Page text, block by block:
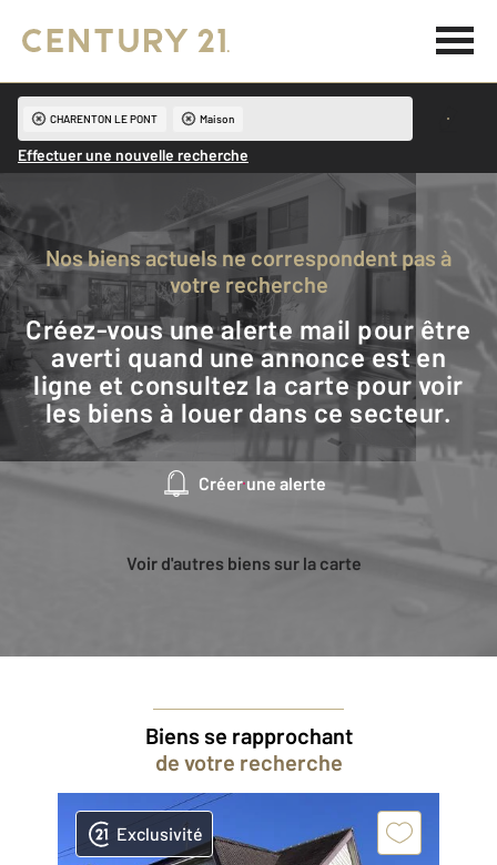
CHARENTON LE PONT Maison
Effectuer une nouvelle recherche
Nos biens actuels ne correspondent pas à
votre recherche
Créez-vous une alerte mail pour être
averti quand une annonce est en
ligne et consultez la carte pour voir
les biens à louer dans ce secteur.
Créer une alerte
Voir d'autres biens sur la carte
Biens se rapprochant
de votre recherche
Exclusivité